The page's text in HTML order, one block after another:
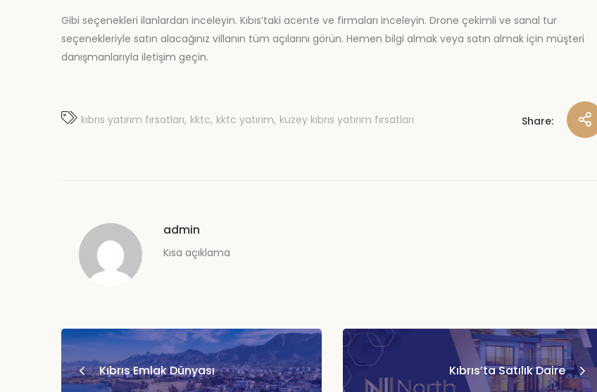
Gibi seçenekleri ilanlardan inceleyin. Kıbıs’taki acente ve firmaları inceleyin. Drone çekimli ve sanal tur
seçenekleriyle satın alacağınız villanın tüm açılarını görün. Hemen bilgi almak veya satın almak için müşteri
danışmanlarıyla iletişim geçin.
kıbrıs yatırım fırsatları kktc kktc yatırım kuzey kıbrıs yatırım fırsatları Share:
admin
Kısa açıklama
Kıbrıs Emlak Dünyası Kıbrıs’ta Satılık Daire